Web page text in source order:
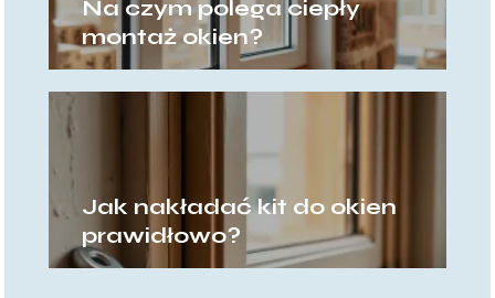
Na czym polega ciepły
montaż okien?
Jak nakładać kit do okien
prawidłowo?